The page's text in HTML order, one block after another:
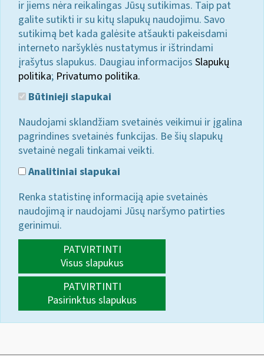
ir jiems nėra reikalingas Jūsų sutikimas. Taip pat
galite sutikti ir su kitų slapukų naudojimu. Savo
sutikimą bet kada galėsite atšaukti pakeisdami
interneto naršyklės nustatymus ir ištrindami
įrašytus slapukus. Daugiau informacijos Slapukų
politika; Privatumo politika.
Būtinieji slapukai
Naudojami sklandžiam svetainės veikimui ir įgalina
pagrindines svetainės funkcijas. Be šių slapukų
svetainė negali tinkamai veikti.
Analitiniai slapukai
Renka statistinę informaciją apie svetainės
naudojimą ir naudojami Jūsų naršymo patirties
gerinimui.
PATVIRTINTI
Visus slapukus
PATVIRTINTI
Pasirinktus slapukus